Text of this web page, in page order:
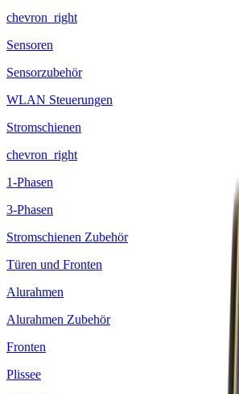
chevron_right
Sensoren
Sensorzubehör
WLAN Steuerungen
Stromschienen
chevron_right
1-Phasen
3-Phasen
Stromschienen Zubehör
Türen und Fronten
Alurahmen
Alurahmen Zubehör
Fronten
Plissee